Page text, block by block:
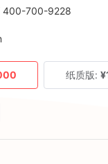
700-9228
纸质版: